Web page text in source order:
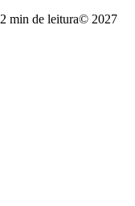
2 min de leitura© 2027